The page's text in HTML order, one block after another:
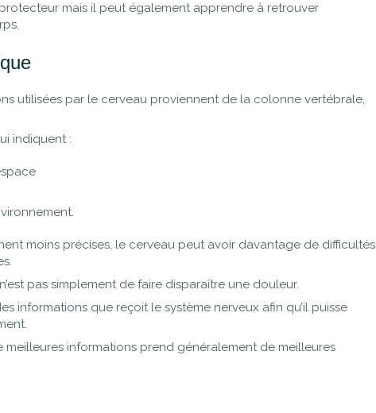
mais il peut également apprendre à retrouver
utilisées par le cerveau proviennent de la colonne vertébrale,
indiquent :
moins précises, le cerveau peut avoir davantage de difficultés
pas simplement de faire disparaître une douleur.
informations que reçoit le système nerveux afin qu’il puisse
meilleures informations prend généralement de meilleures